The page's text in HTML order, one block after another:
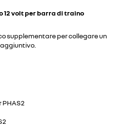
12 volt per barra di traino
supplementare per collegare un
PHAS2